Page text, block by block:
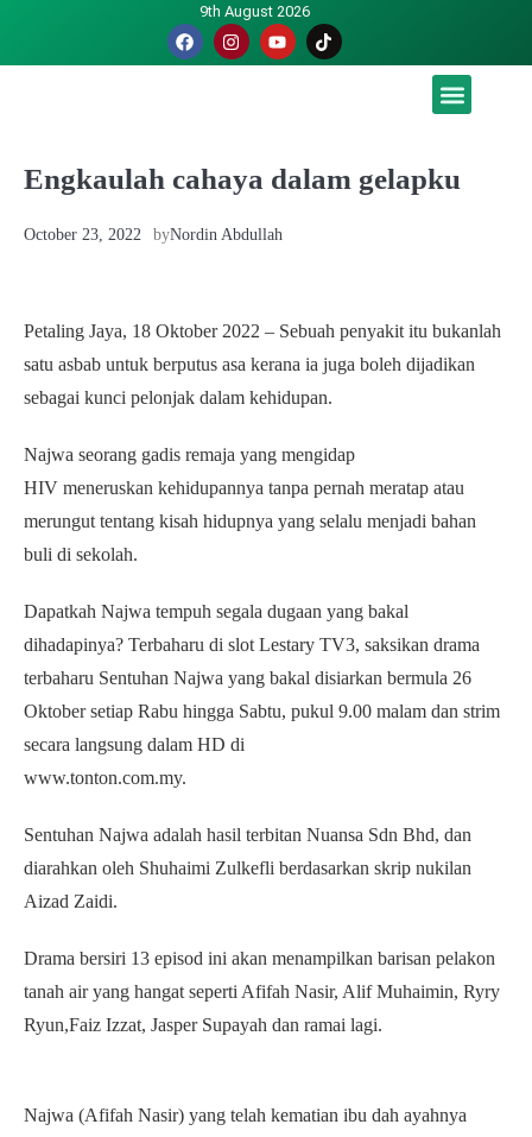
9th August 2026
Engkaulah cahaya dalam gelapku
October 23, 2022 byNordin Abdullah
Petaling Jaya, 18 Oktober 2022 – Sebuah penyakit itu bukanlah
satu asbab untuk berputus asa kerana ia juga boleh dijadikan
sebagai kunci pelonjak dalam kehidupan.
Najwa seorang gadis remaja yang mengidap
HIV meneruskan kehidupannya tanpa pernah meratap atau
merungut tentang kisah hidupnya yang selalu menjadi bahan
buli di sekolah.
Dapatkah Najwa tempuh segala dugaan yang bakal
dihadapinya? Terbaharu di slot Lestary TV3, saksikan drama
terbaharu Sentuhan Najwa yang bakal disiarkan bermula 26
Oktober setiap Rabu hingga Sabtu, pukul 9.00 malam dan strim
secara langsung dalam HD di
www.tonton.com.my.
Sentuhan Najwa adalah hasil terbitan Nuansa Sdn Bhd, dan
diarahkan oleh Shuhaimi Zulkefli berdasarkan skrip nukilan
Aizad Zaidi.
Drama bersiri 13 episod ini akan menampilkan barisan pelakon
tanah air yang hangat seperti Afifah Nasir, Alif Muhaimin, Ryry
Ryun,Faiz Izzat, Jasper Supayah dan ramai lagi.
Najwa (Afifah Nasir) yang telah kematian ibu dah ayahnya